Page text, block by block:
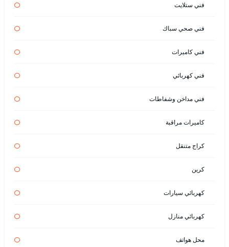
فني ستلايت
فني صحي سباك
فني كاميرات
فني كهربائي
فني مداخن وشفاطات
كاميرات مراقبة
كراج متنقل
كرين
كهربائي سيارات
كهربائي منازل
محل هواتف